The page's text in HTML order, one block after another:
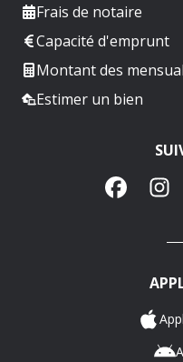
Frais de notaire
Capacité d'emprunt
Montant des
Estimer un bien
Facebook